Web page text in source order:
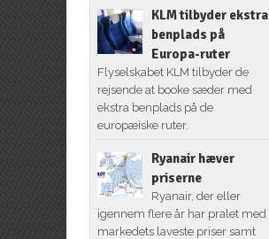
KLM tilbyder ekstra
benplads på
Europa-ruter
Flyselskabet KLM tilbyder de
rejsende at booke sæder med
ekstra benplads på de
europæiske ruter.
Ryanair hæver
priserne
Ryanair, der eller
igennem flere år har pralet med
markedets laveste priser samt